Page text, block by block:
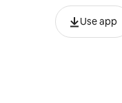
Use app